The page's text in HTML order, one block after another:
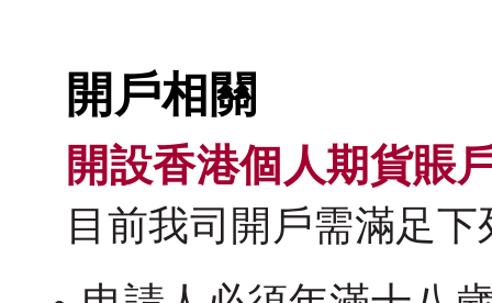
開戶相關
開設香港個人期貨賬
目前我司開戶需滿足下